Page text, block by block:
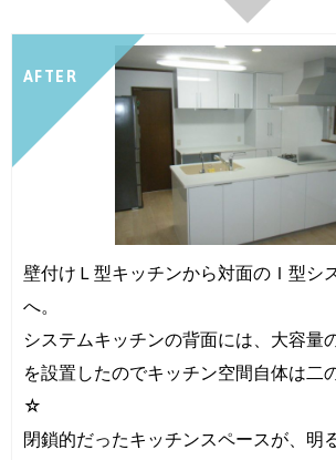
AFTER
壁付けＬ型キッチンから対面のＩ型シ
へ。
システムキッチンの背面には、大容量
を設置したのでキッチン空間自体は二
☆
閉鎖的だったキッチンスペースが、明